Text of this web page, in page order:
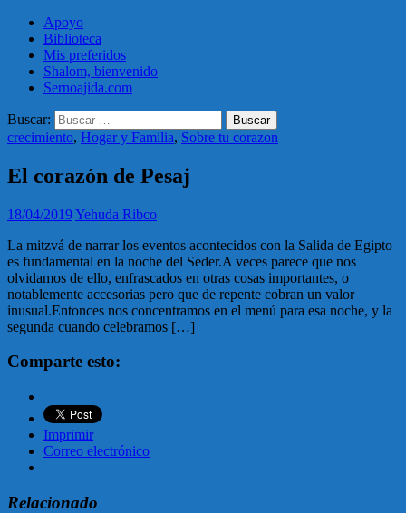
Apoyo
Biblioteca
Mis preferidos
Shalom, bienvenido
Sernoajida.com
Buscar:
crecimiento, Hogar y Familia, Sobre tu corazon
El corazón de Pesaj
18/04/2019Yehuda Ribco
La mitzvá de narrar los eventos acontecidos con la Salida de Egipto
es fundamental en la noche del Seder.A veces parece que nos
olvidamos de ello, enfrascados en otras cosas importantes, o
notablemente accesorias pero que de repente cobran un valor
inusual.Entonces nos concentramos en el menú para esa noche, y la
segunda cuando celebramos […]
Comparte esto:
Imprimir
Correo electrónico
Relacionado